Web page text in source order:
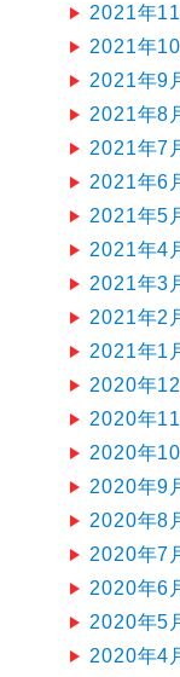
2021年11
2021年10
2021年9
2021年8
2021年7
2021年6
2021年5
2021年4
2021年3
2021年2
2021年1
2020年12
2020年11
2020年10
2020年9
2020年8
2020年7
2020年6
2020年5
2020年4